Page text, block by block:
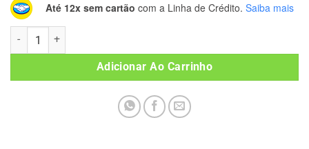
Até 12x sem cartão com a Linha de Crédito. Saiba mais
ESCOVA ROTATIVA P/ASPIRADOR ROBO RB-01 MONDIAL
Adicionar Ao Carrinho